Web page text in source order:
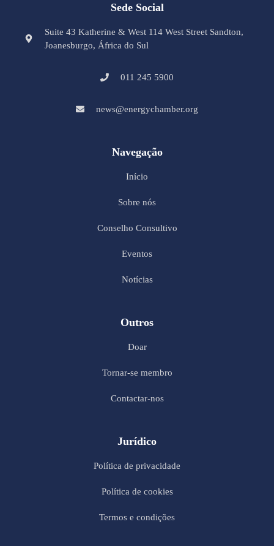
Sede Social
Suite 43 Katherine & West 114 West Street Sandton,
Joanesburgo, África do Sul
011 245 5900
news@energychamber.org
Navegação
Início
Sobre nós
Conselho Consultivo
Eventos
Notícias
Outros
Doar
Tornar-se membro
Contactar-nos
Jurídico
Política de privacidade
Política de cookies
Termos e condições